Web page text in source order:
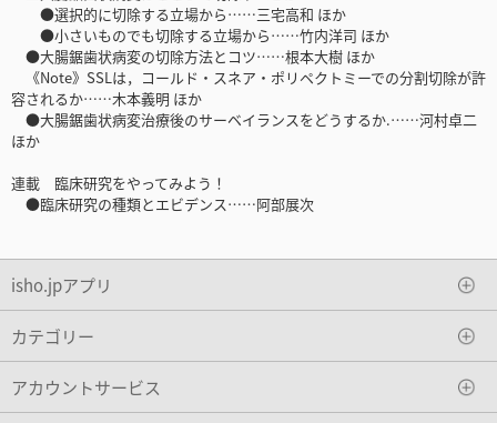
●選択的に切除する立場から……三宅高和 ほか
●小さいものでも切除する立場から……竹内洋司 ほか
●大腸鋸歯状病変の切除方法とコツ……根本大樹 ほか
《Note》SSLは，コールド・スネア・ポリペクトミーでの分割切除が許
容されるか……木本義明 ほか
●大腸鋸歯状病変治療後のサーベイランスをどうするか.……河村卓二
ほか
連載 臨床研究をやってみよう！
●臨床研究の種類とエビデンス……阿部展次
isho.jpアプリ
カテゴリー
アカウントサービス